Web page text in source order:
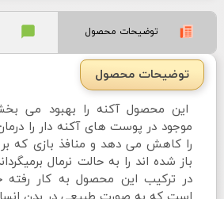
توضیحات محصول
توضیحات محصول
این محصول آکنه را بهبود می
موجود در پوست های آکنه دار را
را کاهش می دهد و منافذ بازی که بر
باز شده اند را به حالت نرمال